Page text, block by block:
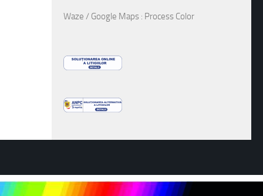
Waze / Google Maps : Process Color